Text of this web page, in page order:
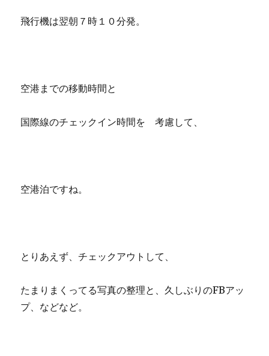
飛行機は翌朝７時１０分発。
空港までの移動時間と
国際線のチェックイン時間を 考慮して、
空港泊ですね。
とりあえず、チェックアウトして、
たまりまくってる写真の整理と、久しぶりのFBアッ
プ、などなど。